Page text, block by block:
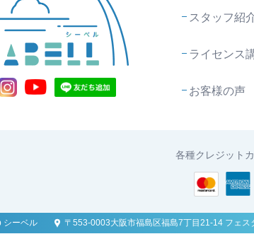
スタッフ紹
ライセンス
お客様の声
各種クレジット
シーベル 〒553-0003大阪市福島区福島7丁目21-14 フェス